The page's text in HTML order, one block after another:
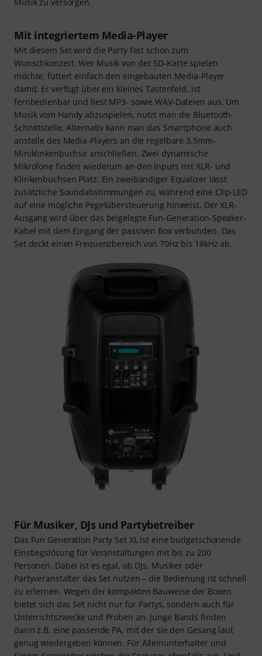
Mit integriertem Media-Player
Mit diesem Set wird die Party fast schon zum
Wunschkonzert. Wer Musik von der SD-Karte spielen
möchte, füttert einfach den eingebauten Media-Player
damit. Er verfügt über ein kleines Tastenfeld, ist
fernbedienbar und liest MP3- sowie WAV-Dateien aus. Um
Musik vom Handy abzuspielen, nutzt man die Bluetooth-
Schnittstelle. Alternativ kann man das Smartphone auch
anstelle des Media-Players an die regelbare 3,5mm-
Miniklinkenbuchse anschließen. Zwei dynamische
Mikrofone finden wiederum an den Inputs mit XLR- und
Klinkenbuchsen Platz. Ein zweibandiger Equalizer lässt
zusätzliche Soundabstimmungen zu, während eine Clip-LED
auf eine mögliche Pegelübersteuerung hinweist. Der XLR-
Ausgang wird über das beigelegte Fun-Generation-Speaker-
Kabel mit dem Eingang der passiven Box verbunden. Das
Set deckt einen Frequenzbereich von 70Hz bis 18kHz ab.
Für Musiker, DJs und Partybetreiber
Das Fun Generation Party Set XL ist eine budgetschonende
Einstiegslösung für Veranstaltungen mit bis zu 200
Personen. Dabei ist es egal, ob DJs, Musiker oder
Partyveranstalter das Set nutzen – die Bedienung ist schnell
zu erlernen. Wegen der kompakten Bauweise der Boxen
bietet sich das Set nicht nur für Partys, sondern auch für
Unterrichtszwecke und Proben an. Junge Bands finden
darin z.B. eine passende PA, mit der sie den Gesang laut
genug wiedergeben können. Für Alleinunterhalter und